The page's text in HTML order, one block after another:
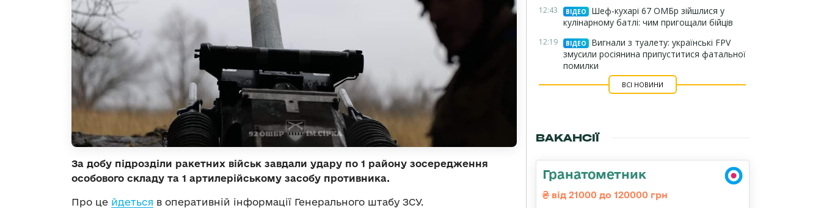
За добу підрозділи ракетних військ завдали удару по 1 району зосередження
особового складу та 1 артилерійському засобу противника.
Про це йдеться в оперативній інформації Генерального штабу ЗСУ.
12:43 ВІДЕО
Шеф-кухарі 67 ОМБр зійшлися у
кулінарному батлі: чим пригощали бійців
12:19 ВІДЕО
Вигнали з туалету: українські FPV
змусили росіянина припуститися фатальної
помилки
ВСІ НОВИНИ
ВАКАНСІЇ
Гранатометник
від 21000 до 120000 грн